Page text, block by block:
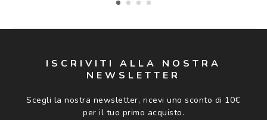
ISCRIVITI ALLA NOSTRA
NEWSLETTER
Scegli la nostra newsletter, ricevi uno sconto di 10€
per il tuo primo acquisto.